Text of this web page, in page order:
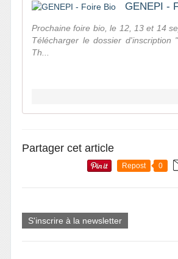
GENEPI -
Prochaine foire bio, le 12, 13 et 14
Télécharger le dossier
Th...
Partager cet article
Repost 0
S'inscrire à la newsletter